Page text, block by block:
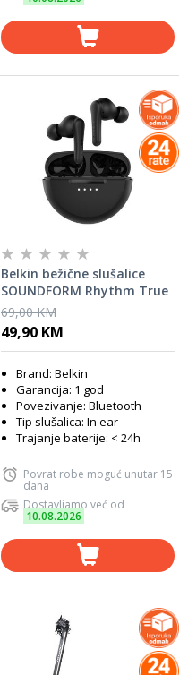
Belkin bežične slušalice
SOUNDFORM Rhythm True
- crna
69,00 KM
49,90 KM
Brand: Belkin
Garancija: 1 god
Povezivanje: Bluetooth
Tip slušalica: In ear
Trajanje baterije: < 24h
Povrat robe moguć unutar 15
dana
Dostavljamo već od
10.08.2026